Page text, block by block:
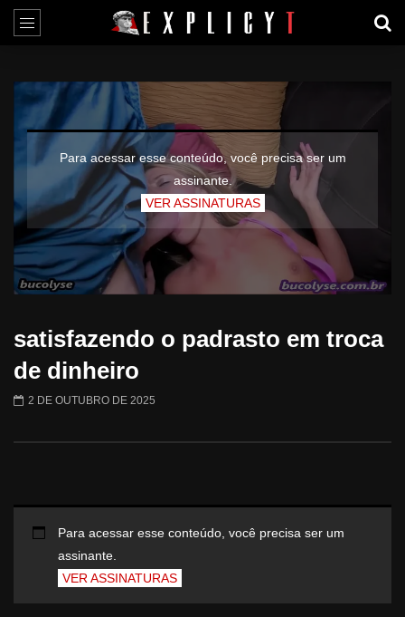
Para acessar esse conteúdo, você precisa ser um
assinante.
VER ASSINATURAS
satisfazendo o padrasto em troca
de dinheiro
2 DE OUTUBRO DE 2025
Para acessar esse conteúdo, você precisa ser um
assinante.
VER ASSINATURAS